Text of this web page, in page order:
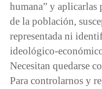
humana” y
de la población,
representada ni
ideológico-
Necesitan quedarse
Para controlarnos y